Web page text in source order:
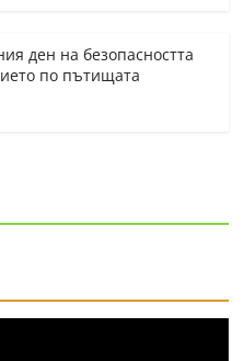
ден на безопасността
по пътищата